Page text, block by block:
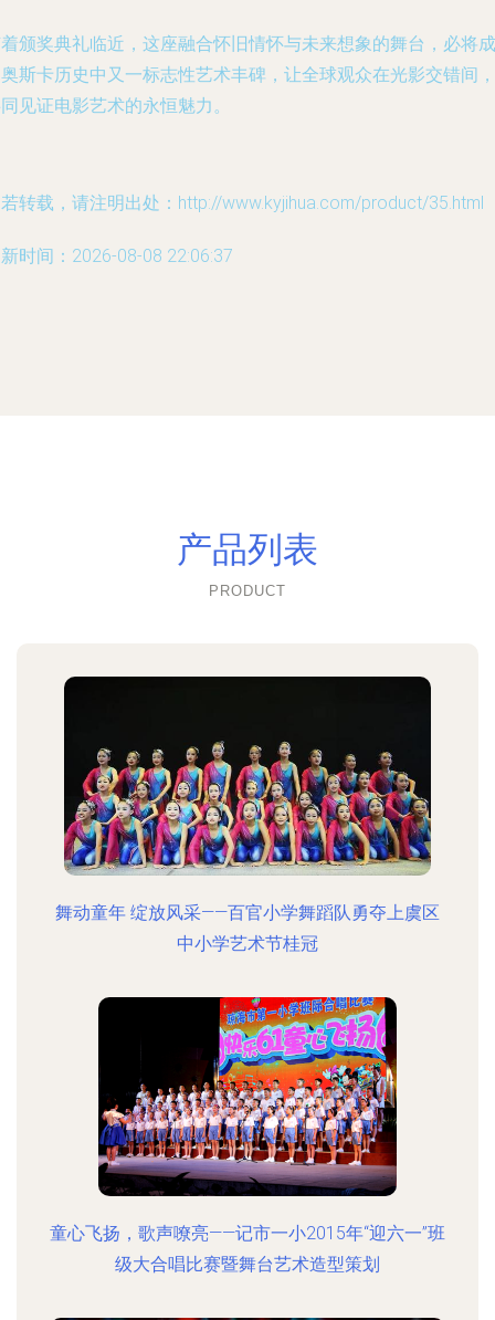
颁奖典礼临近，这座融合怀旧情怀与未来想象的舞台，必将成
斯卡历史中又一标志性艺术丰碑，让全球观众在光影交错间，
见证电影艺术的永恒魅力。
转载，请注明出处：http://www.kyjihua.com/product/35.html
时间：2026-08-08 22:06:37
产品列表
PRODUCT
舞动童年 绽放风采——百官小学舞蹈队勇夺上虞区
中小学艺术节桂冠
童心飞扬，歌声嘹亮——记市一小2015年“迎六一”班
级大合唱比赛暨舞台艺术造型策划